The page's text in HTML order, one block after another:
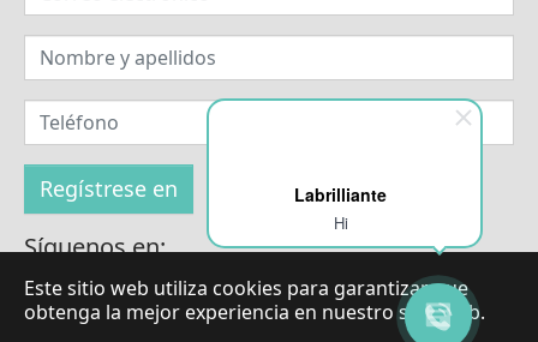
Labrilliante
Hi
Este sitio web utiliza cookies para garantizar que
obtenga la mejor experiencia en nuestro sitio web.
Síguenos en: